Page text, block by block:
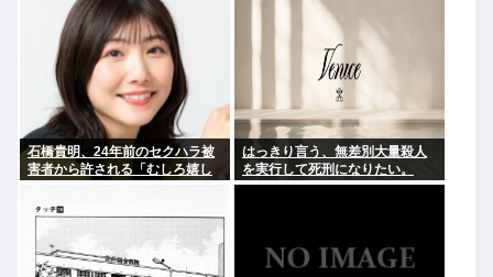
石橋貴明、24年前のセクハラ被
害者から許される「むしろ嬉し
はっきり言う、無差別大量殺人
を実行して死刑になりたい。